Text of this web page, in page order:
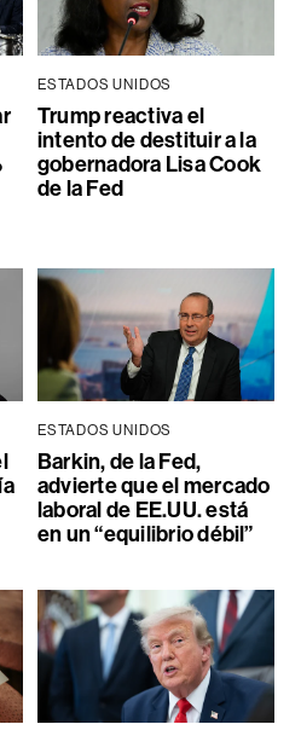
ESTADOS UNIDOS
Trump reactiva el
intento de destituir a la
gobernadora Lisa Cook
de la Fed
ESTADOS UNIDOS
Barkin, de la Fed,
advierte que el mercado
laboral de EE.UU. está
en un “equilibrio débil”